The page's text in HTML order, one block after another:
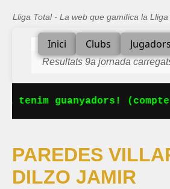
Lliga Total - La web que gamifica la
Inici Clubs Jugadors
Resultats 9a jornada
tenim guanyadors!
PAREDES
DILZO JAMIR